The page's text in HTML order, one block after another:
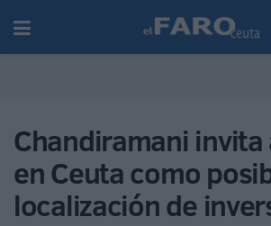
Chandiramani
en Ceuta como
localización de